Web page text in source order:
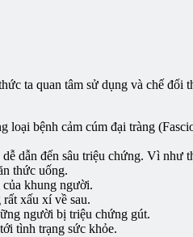
ta quan tâm sử dụng và chế đổi
bệnh cảm cúm đại tràng
dẫn đến sâu triệu chứng. Vì như
thức uống.
khung người.
xấu xí về sau.
người bị triệu chứng gút.
tình trạng sức khỏe.